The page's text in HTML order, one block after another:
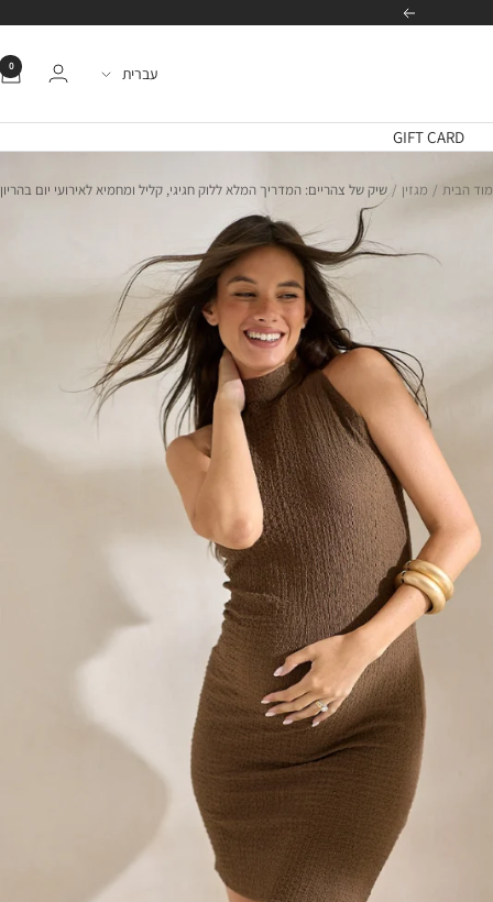
הבא
שפה
עברית 0
GIFT CARD
הבית מגזין שיק של צהריים: המדריך המלא ללוק חגיגי, קליל ומחמיא לאירועי יום בהריון